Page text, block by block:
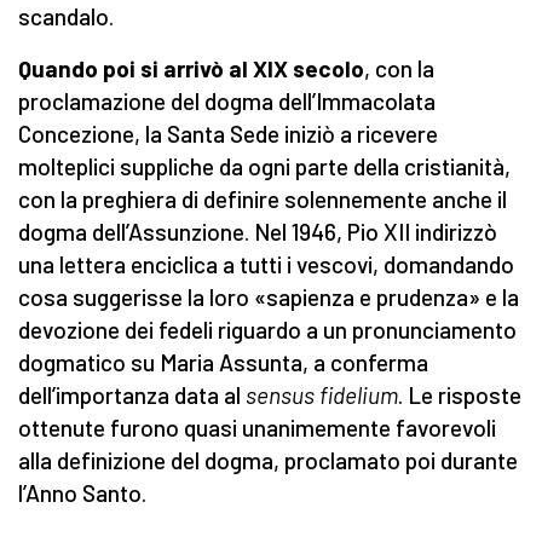
scandalo.
Quando poi si arrivò al XIX secolo, con la
proclamazione del dogma dell’Immacolata
Concezione, la Santa Sede iniziò a ricevere
molteplici suppliche da ogni parte della cristianità,
con la preghiera di definire solennemente anche il
dogma dell’Assunzione. Nel 1946, Pio XII indirizzò
una lettera enciclica a tutti i vescovi, domandando
cosa suggerisse la loro «sapienza e prudenza» e la
devozione dei fedeli riguardo a un pronunciamento
dogmatico su Maria Assunta, a conferma
dell’importanza data al sensus fidelium. Le risposte
ottenute furono quasi unanimemente favorevoli
alla definizione del dogma, proclamato poi durante
l’Anno Santo.